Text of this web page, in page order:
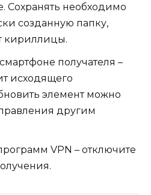
Сохранять необходимо
созданную папку,
кириллицы.
получателя –
исходящего
элемент можно
другим
VPN – отключите